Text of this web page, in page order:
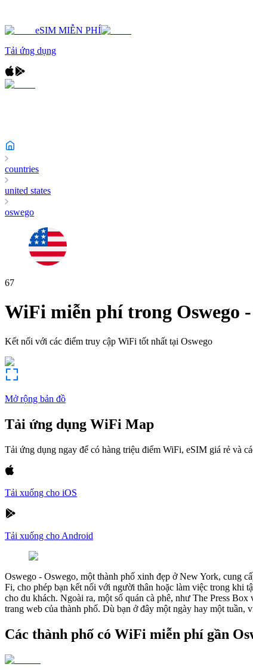
eSIM MIỄN PHÍ
Tải ứng dụng
countries
united states
oswego
67
WiFi miễn phí trong Oswego -
Kết nối với các điểm truy cập WiFi tốt nhất tại Oswego
Mở rộng bản đồ
Tải ứng dụng WiFi Map
Tải ứng dụng ngay để có hàng triệu điểm WiFi, eSIM giá rẻ và
Tải xuống cho iOS
Tải xuống cho Android
Oswego - Oswego, một thành phố xinh đẹp ở New York, cung
Fi, cho phép bạn kết nối với người thân hoặc làm việc trong khi
cho du khách. Ngoài ra, một số quán cà phê, như The Press
trang web của thành phố. Dù bạn ở đây một ngày hay một
Các thành phố có WiFi miễn phí gần